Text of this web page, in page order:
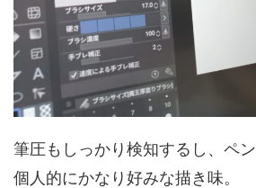
筆圧もしっかり検知するし、ペ
個人的にかなり好みな描き味。